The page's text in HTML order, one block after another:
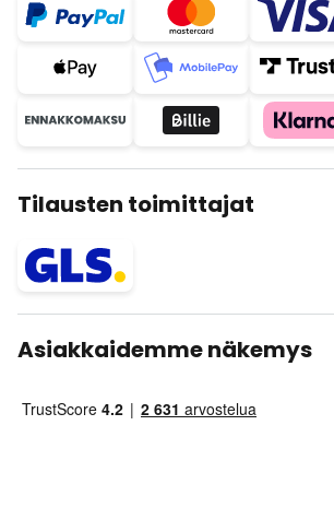
Tilausten toimittajat
Asiakkaidemme näkemys